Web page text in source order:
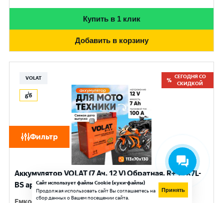
Фильтр
Купить в 1 клик
Добавить в корзину
VOLAT
СЕГОДНЯ СО
СКИДКОЙ
Аккумулятор VOLAT (7 Ач, 12 V) Обратная, R+ YTX7L-
BS арт.YTX7L-BS(iGEL)Volat
Сайт использует файлы Cookie (куки-файлы)
Продолжая использовать сайт Вы соглашаетесь на
сбор данных о Вашем посещении сайта.
Принять